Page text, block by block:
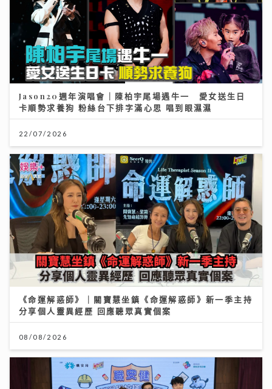
Jason20週年演唱會｜陳柏宇尾場遇牛一 愛女送生日
卡順勢求養狗 粉絲台下排字滿心思 唱到眼濕濕
22/07/2026
《命運解惑師》｜關寶慧坐鎮《命運解惑師》新一季主持
分享個人靈異經歷 回應聽眾真實個案
08/08/2026